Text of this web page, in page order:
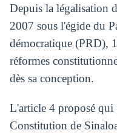
Depuis la légalisation
2007 sous l'égide du
démocratique (PRD),
réformes
dès sa conception.
L'article 4 proposé qui
Constitution de